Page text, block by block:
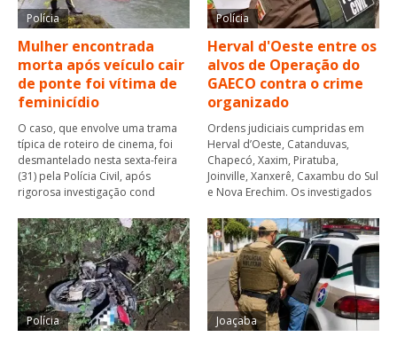
Polícia
Mulher encontrada
morta após veículo cair
de ponte foi vítima de
feminicídio
O caso, que envolve uma trama
típica de roteiro de cinema, foi
desmantelado nesta sexta-feira
(31) pela Polícia Civil, após
rigorosa investigação cond
Polícia
Herval d'Oeste entre os
alvos de Operação do
GAECO contra o crime
organizado
Ordens judiciais cumpridas em
Herval d’Oeste, Catanduvas,
Chapecó, Xaxim, Piratuba,
Joinville, Xanxerê, Caxambu do Sul
e Nova Erechim. Os investigados
Polícia Joaçaba